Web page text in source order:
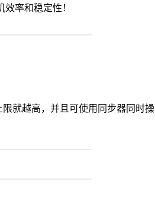
率和稳定性！
就越高，并且可使用同步器同时操